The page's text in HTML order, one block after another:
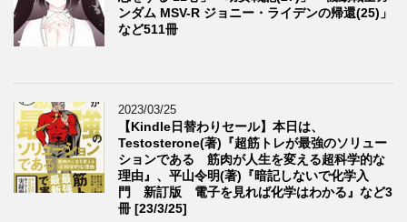
ンダム MSV-R ジョニー・ライデンの帰還(25)」
など511冊
2023/03/25
【Kindle日替わりセール】本日は、
Testosterone(著)『超筋トレが最強のソリュー
ションである 筋肉が人生を変える超科学的な
理由』、平山令明(著)『暗記しないで化学入
門 新訂版 電子を見れば化学はわかる』など3
冊 [23/3/25]